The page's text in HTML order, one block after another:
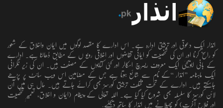
انذار ایک دعوتی اور تربیتی ادارہ ہے۔ اس ادارے کا مقصد لوگوں میں ایمان واخلاق کے شعور
کو راسخ کرنا اور ان کی شخصیت کو ایمانی تقاضوں اور اخلاقی رویو ں کے مطابق ڈھالنا ہے۔ ادارے
کے بانی ابویحییٰ ایک معروف ریسرچ اسکالر اور کئی کتابوں کے مصنف ہیں۔ ان کی زیر نگرانی
ایک ماہنامہ ’’انذار ‘‘کے نام سے شائع ہوتا ہے جس کے مضامین اس ویب سائٹ پر پڑھے
جاسکتے ہیں۔ ادارے کے تحت مختلف تربیتی کورسز بھی کرائے جاتے ہیں۔ حال ہی میں آن
لائن کورسز کا سلسلہ بھی شروع کیا گیا ہے۔ اللہ تعالٰی کے پیغام (ایمان و اخلاق، تعمیرِ شخصیت
اور فلاحِ آخرت) کو پھیلانے میں انذار کا ساتھ دیجئیے.